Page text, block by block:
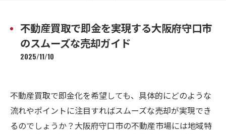
不動産買取で即金を実現する大阪府守口市
のスムーズな売却ガイド
2025/11/10
不動産買取で即金化を希望しても、具体的にどのような
流れやポイントに注目すればスムーズな売却が実現でき
るのでしょうか？大阪府守口市の不動産市場には地域特